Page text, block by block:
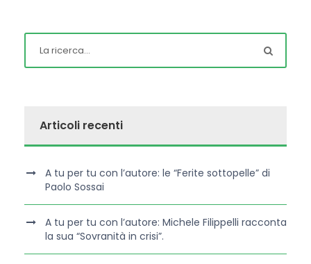
Articoli recenti
A tu per tu con l’autore: le “Ferite sottopelle” di
Paolo Sossai
A tu per tu con l’autore: Michele Filippelli racconta
la sua “Sovranità in crisi”.